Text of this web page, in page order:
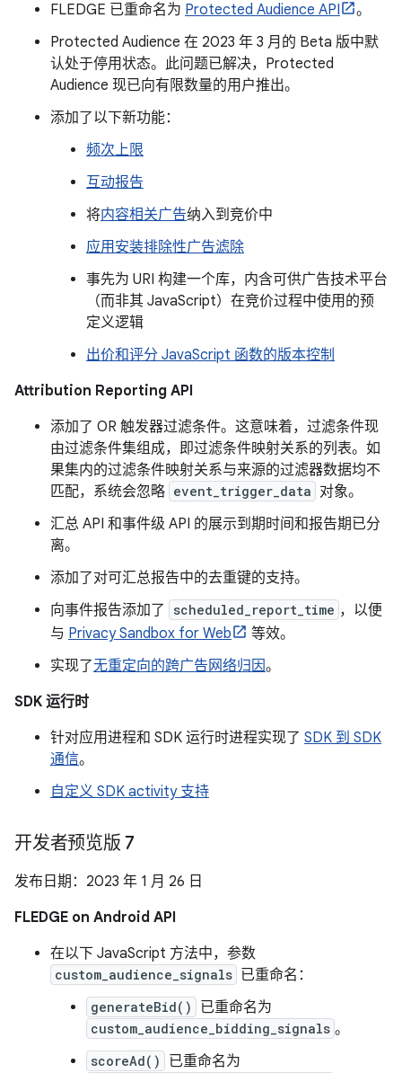
FLEDGE 已重命名为 Protected Audience API
。
Protected Audience 在 2023 年 3 月的 Beta 版中默
认处于停用状态。此问题已解决，Protected
Audience 现已向有限数量的用户推出。
添加了以下新功能：
频次上限
互动报告
将内容相关广告纳入到竞价中
应用安装排除性广告滤除
事先为 URI 构建一个库，内含可供广告技术平台
（而非其 JavaScript）在竞价过程中使用的预
定义逻辑
出价和评分 JavaScript 函数的版本控制
Attribution Reporting API
添加了 OR 触发器过滤条件。这意味着，过滤条件现
由过滤条件集组成，即过滤条件映射关系的列表。如
果集内的过滤条件映射关系与来源的过滤器数据均不
匹配，系统会忽略 event_trigger_data 对象。
汇总 API 和事件级 API 的展示到期时间和报告期已分
离。
添加了对可汇总报告中的去重键的支持。
向事件报告添加了
scheduled_report_time ，以便
与 Privacy Sandbox for Web
等效。
实现了无重定向的跨广告网络归因。
SDK 运行时
针对应用进程和 SDK 运行时进程实现了 SDK 到 SDK
通信。
自定义 SDK activity 支持
开发者预览版 7
发布日期：2023 年 1 月 26 日
FLEDGE on Android API
在以下 JavaScript 方法中，参数
custom_audience_signals 已重命名：
generateBid() 已重命名为
custom_audience_bidding_signals 。
scoreAd() 已重命名为